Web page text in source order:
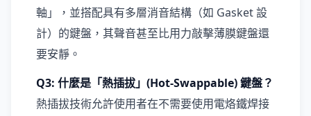
軸」，並搭配具有多層消音結構（如 Gasket 設
計）的鍵盤，其聲音甚至比用力敲擊薄膜鍵盤還
要安靜。
Q3: 什麼是「熱插拔」(Hot-Swappable) 鍵盤？
熱插拔技術允許使用者在不需要使用電烙鐵焊接